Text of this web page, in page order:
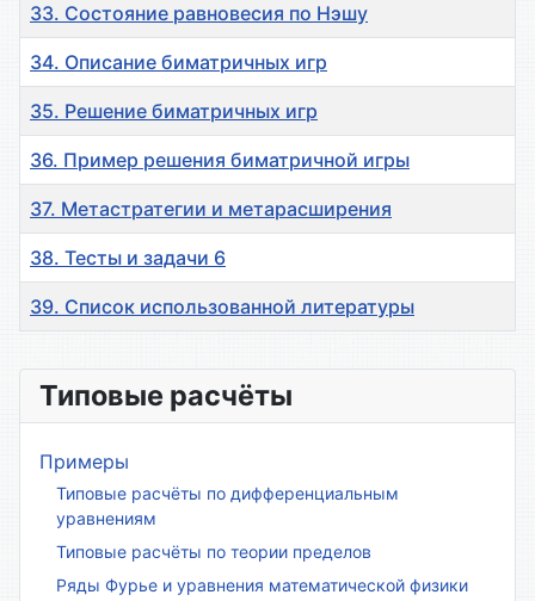
33. Состояние равновесия по Нэшу
34. Описание биматричных игр
35. Решение биматричных игр
36. Пример решения биматричной игры
37. Метастратегии и метарасширения
38. Тесты и задачи 6
39. Список использованной литературы
Типовые расчёты
Примеры
Типовые расчёты по дифференциальным
уравнениям
Типовые расчёты по теории пределов
Ряды Фурье и уравнения математической физики